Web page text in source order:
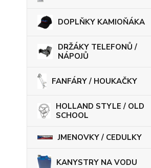
DOPLŇKY KAMIOŇÁKA
DRŽÁKY TELEFONŮ /
NÁPOJŮ
FANFÁRY / HOUKAČKY
HOLLAND STYLE / OLD
SCHOOL
JMENOVKY / CEDULKY
KANYSTRY NA VODU